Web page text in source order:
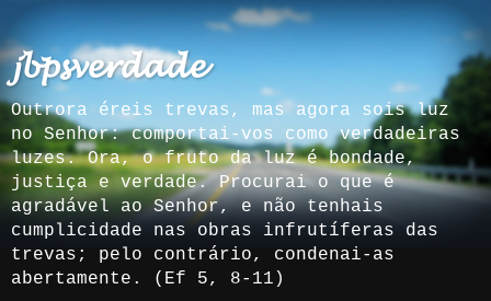
𝓳𝓫𝓹𝓼𝓿𝓮𝓻𝓭𝓪𝓭𝓮
Outrora éreis trevas, mas agora sois luz
no Senhor: comportai-vos como verdadeiras
luzes. Ora, o fruto da luz é bondade,
justiça e verdade. Procurai o que é
agradável ao Senhor, e não tenhais
cumplicidade nas obras infrutíferas das
trevas; pelo contrário, condenai-as
abertamente. (Ef 5, 8-11)